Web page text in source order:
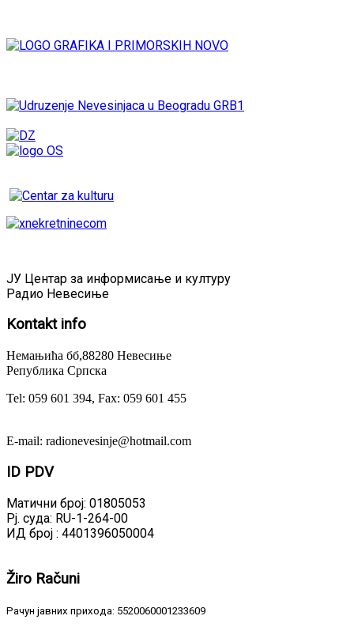
ЈУ Центар за информисање и културу
Радио Невесиње
Kontaktinfo
Немањића бб,88280 Невесиње
Република Српска
Tel: 059 601 394, Fax: 059 601 455
E-mail: radionevesinje@hotmail.com
ID PDV
Матични број: 01805053
Рј. суда: RU-1-264-00
ИД број : 4401396050004
Žiro Računi
Рачун јавних прихода: 5520060001233609